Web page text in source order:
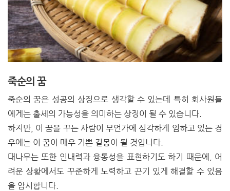
죽순의 꿈
죽순의 꿈은 성공의 상징으로 생각할 수 있는데 특히 회사원들
에게는 출세의 가능성을 의미하는 상징이 될 수 있습니다.
하지만, 이 꿈을 꾸는 사람이 무언가에 심각하게 임하고 있는 경
우에는 이 꿈이 매우 기쁜 길몽이 될 것입니다.
대나무는 또한 인내력과 융통성을 표현하기도 하기 때문에, 어
려운 상황에서도 꾸준하게 노력하고 끈기 있게 해결할 수 있음
을 암시합니다.